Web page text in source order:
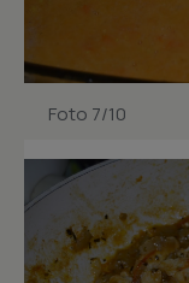
Foto 7/10